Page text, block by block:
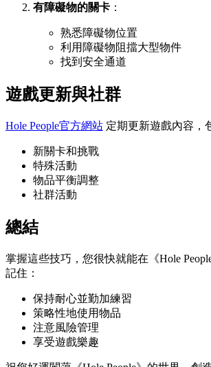
有障礙物的關卡 ：
熟悉障礙物位置
利用障礙物阻擋大型物件
找到安全通道
遊戲更新與社群
Hole People官方網站 定期更新遊戲內容，
新關卡和挑戰
特殊活動
物品平衡調整
社群活動
總結
掌握這些技巧，您很快就能在《Hole
記住：
保持耐心並勤加練習
策略性地使用物品
注意風險管理
享受遊戲樂趣